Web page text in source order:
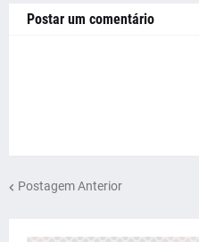
Postar um comentário
Postagem Anterior